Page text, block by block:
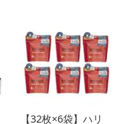
【32枚×6袋】ハリ